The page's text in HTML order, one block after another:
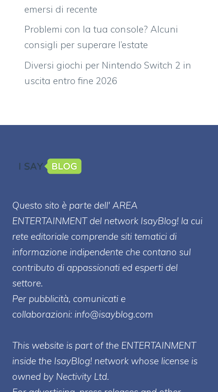
emersi di recente
Problemi con la tua console? Alcuni
consigli per superare l’estate
Diversi giochi per Nintendo Switch 2 in
uscita entro fine 2026
Questo sito è parte dell' AREA
ENTERTAINMENT del network IsayBlog! la cui
rete editoriale comprende siti tematici di
informazione indipendente che contano sul
contributo di appassionati ed esperti del
settore.
Per pubblicità, comunicati e
collaborazioni: info@isayblog.com
This website is part of the ENTERTAINMENT
inside the IsayBlog! network whose license is
owned by Nectivity Ltd.